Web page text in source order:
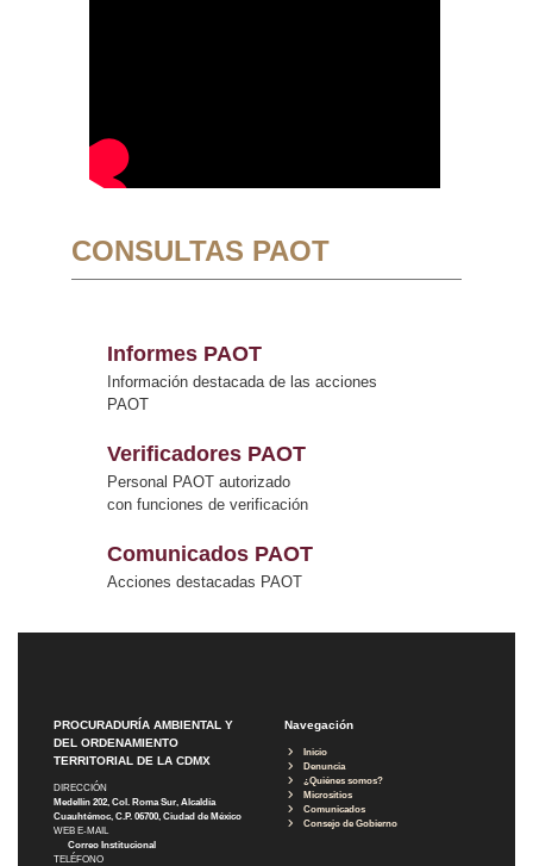
CONSULTAS PAOT
Informes PAOT
Información destacada de las acciones
PAOT
Verificadores PAOT
Personal PAOT autorizado
con funciones de verificación
Comunicados PAOT
Acciones destacadas PAOT
PROCURADURÍA AMBIENTAL Y
DEL ORDENAMIENTO
TERRITORIAL DE LA CDMX
DIRECCIÓN
Medellín 202, Col. Roma Sur, Alcaldía
Cuauhtémoc, C.P. 06700, Ciudad de México
WEB E-MAIL
Correo Institucional
TELÉFONO
Navegación
Inicio
Denuncia
¿Quiénes somos?
Micrositios
Comunicados
Consejo de Gobierno